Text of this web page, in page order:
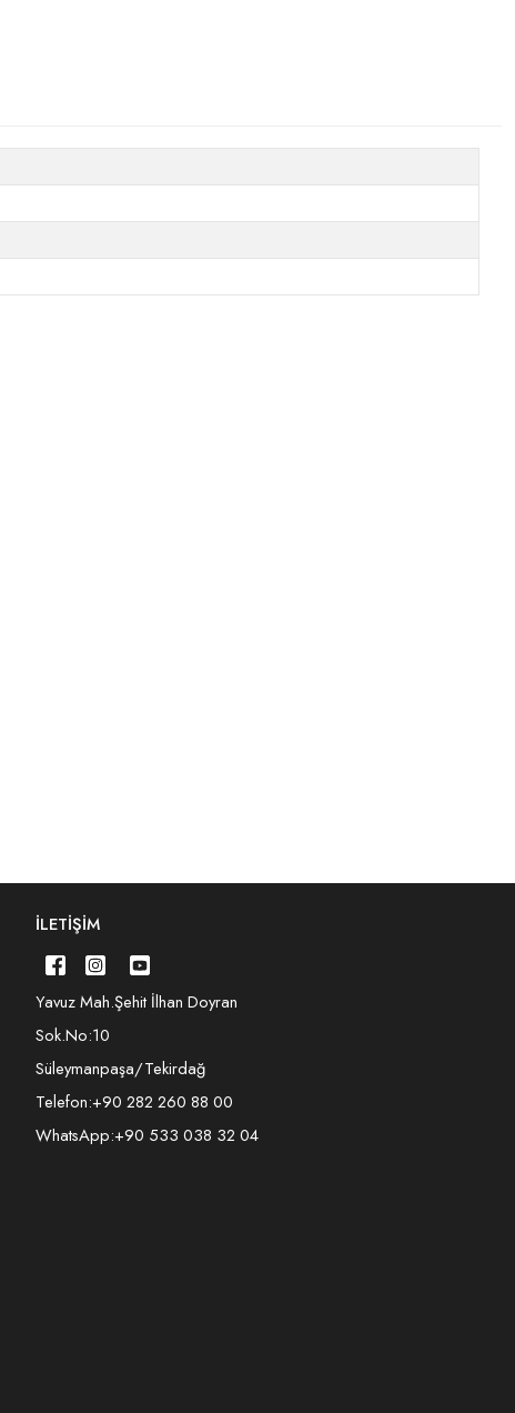
İLETIŞIM
Yavuz Mah.Şehit İlhan Doyran
Sok.No:10
Süleymanpaşa/Tekirdağ
Telefon:+90 282 260 88 00
WhatsApp:+90 533 038 32 04